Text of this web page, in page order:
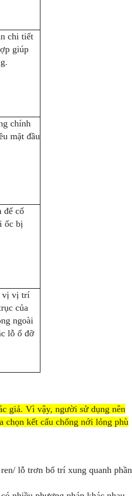
chi tiết
giúp
chính
mặt đầu
để cố
ốc bị
vị vị trí
của
ngoài
lỗ ổ đỡ
giả. Vì vậy, người sử dụng nên
chọn kết cấu chống nới lỏng phù
lỗ trơn bố trí xung quanh phần